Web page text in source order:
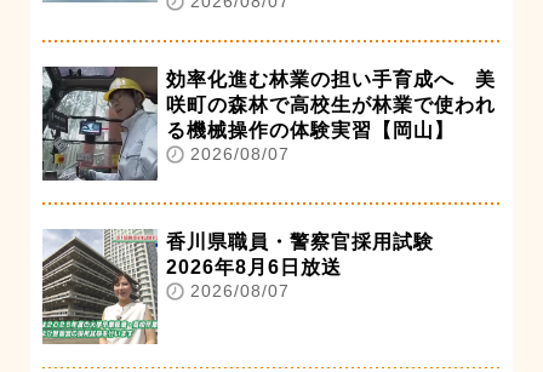
効率化進む林業の担い手育成へ 美
咲町の森林で高校生が林業で使われ
る機械操作の体験実習【岡山】
2026/08/07
香川県職員・警察官採用試験
2026年8月6日放送
2026/08/07